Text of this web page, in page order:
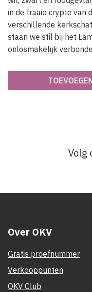
in de fraaie crypte van
verschillende
staan we stil bij het
onlosmakelijk
Volg
Over OKV
Gratis proefnummer
Verkooppunten
OKV Club